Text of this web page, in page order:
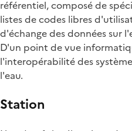
référentiel, composé de
listes de codes libres
d'échange des données sur
D'un point de vue
l'interopérabilité des
l'eau.
Station